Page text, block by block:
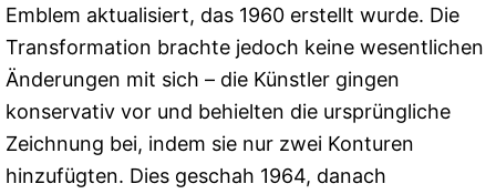
Emblem aktualisiert, das 1960 erstellt wurde. Die
Transformation brachte jedoch keine wesentlichen
Änderungen mit sich – die Künstler gingen
konservativ vor und behielten die ursprüngliche
Zeichnung bei, indem sie nur zwei Konturen
hinzufügten. Dies geschah 1964, danach